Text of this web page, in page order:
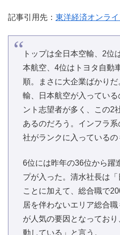
記事引用先： 東洋経済オンライ
トップは全日本空輸、2位
本航空、4位はトヨタ自動
順。まさに大企業ばかり
輸、日本航空が入ってい
ント志望者が多く、この2
あるのだろう。インフラ
社がランクに入っているの
6位には昨年の36位から躍
プが入った。清水社長は
ことに加えて、総合職で
居を伴わないエリア総合
が人気の要因となってお
動している」と言う。